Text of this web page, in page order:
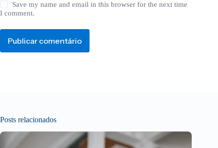
Save my name and email in this browser for the next time
I comment.
Publicar comentário
Posts relacionados